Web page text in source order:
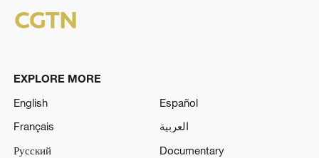
EXPLORE MORE
English
Español
Français
العربية
Русский
Documentary